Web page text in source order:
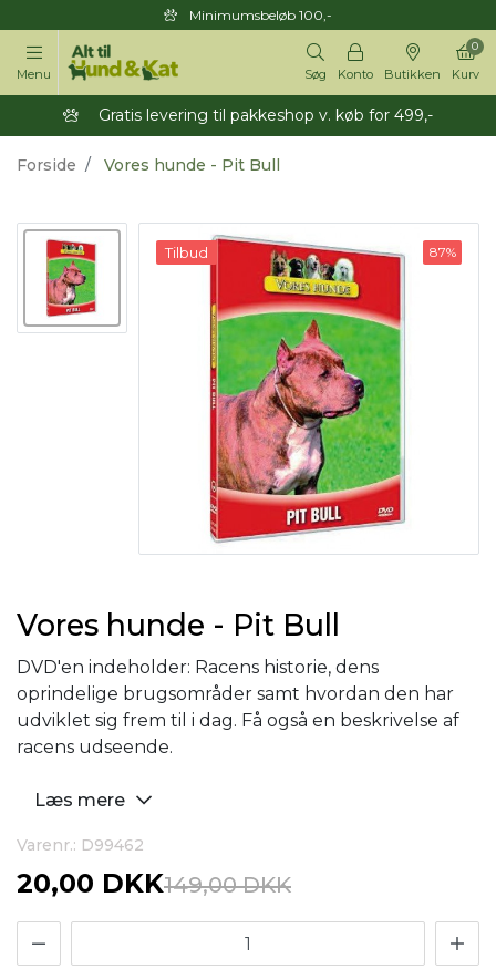
Minimumsbeløb 100,-
Menu Søg Konto Butikken Kurv
0
Gratis levering til pakkeshop v. køb for 499,-
Forside Vores hunde - Pit Bull
Tilbud 87%
Vores hunde - Pit Bull
DVD'en indeholder: Racens historie, dens
oprindelige brugsområder samt hvordan den har
udviklet sig frem til i dag. Få også en beskrivelse af
racens udseende.
Læs mere
Varenr.: D99462
20,00 DKK149,00 DKK